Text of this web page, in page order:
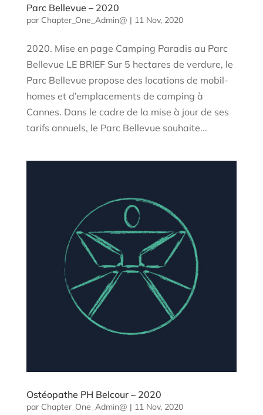
Parc Bellevue – 2020
par Chapter_One_Admin@ | 11 Nov, 2020
2020. Mise en page Camping Paradis au Parc
Bellevue LE BRIEF Sur 5 hectares de verdure, le
Parc Bellevue propose des locations de mobil-
homes et d’emplacements de camping à
Cannes. Dans le cadre de la mise à jour de ses
tarifs annuels, le Parc Bellevue souhaite...
Ostéopathe PH Belcour – 2020
par Chapter_One_Admin@ | 11 Nov, 2020